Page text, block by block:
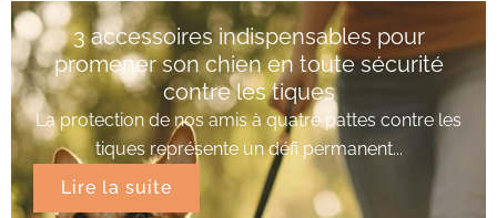
3 accessoires indispensables pour
promener son chien en toute sécurité
contre les tiques
La protection de nos amis à quatre pattes contre les
tiques représente un défi permanent...
Lire la suite